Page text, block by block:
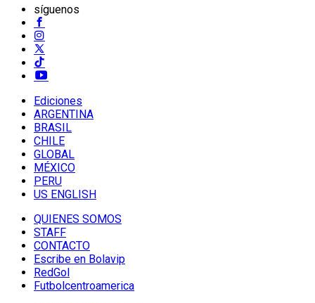
síguenos
Ediciones
ARGENTINA
BRASIL
CHILE
GLOBAL
MÉXICO
PERU
US ENGLISH
QUIENES SOMOS
STAFF
CONTACTO
Escribe en Bolavip
RedGol
Futbolcentroamerica